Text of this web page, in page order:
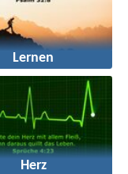
Lernen
Herz